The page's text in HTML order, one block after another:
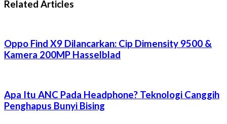
Related Articles
Oppo Find X9 Dilancarkan: Cip Dimensity 9500 &
Kamera 200MP Hasselblad
Apa Itu ANC Pada Headphone? Teknologi Canggih
Penghapus Bunyi Bising